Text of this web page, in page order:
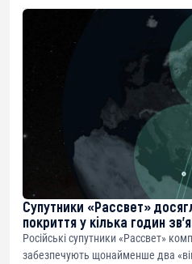
Супутники «Рассвет»
покриття у кілька годин
Російські супутники «Рассвет»
забезпечують щонайменше два